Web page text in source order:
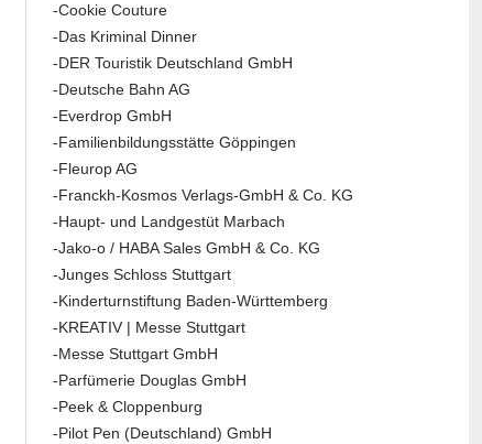
-Cookie Couture
-Das Kriminal Dinner
-DER Touristik Deutschland GmbH
-Deutsche Bahn AG
-Everdrop GmbH
-Familienbildungsstätte Göppingen
-Fleurop AG
-Franckh-Kosmos Verlags-GmbH & Co. KG
-Haupt- und Landgestüt Marbach
-Jako-o / HABA Sales GmbH & Co. KG
-Junges Schloss Stuttgart
-Kinderturnstiftung Baden-Württemberg
-KREATIV | Messe Stuttgart
-Messe Stuttgart GmbH
-Parfümerie Douglas GmbH
-Peek & Cloppenburg
-Pilot Pen (Deutschland) GmbH